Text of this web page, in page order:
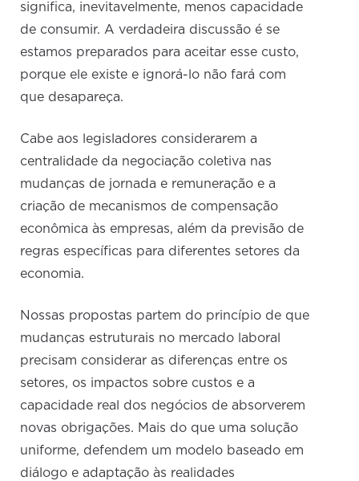
significa, inevitavelmente, menos capacidade
de consumir. A verdadeira discussão é se
estamos preparados para aceitar esse custo,
porque ele existe e ignorá-lo não fará com
que desapareça.
Cabe aos legisladores considerarem a
centralidade da negociação coletiva nas
mudanças de jornada e remuneração e a
criação de mecanismos de compensação
econômica às empresas, além da previsão de
regras específicas para diferentes setores da
economia.
Nossas propostas partem do princípio de que
mudanças estruturais no mercado laboral
precisam considerar as diferenças entre os
setores, os impactos sobre custos e a
capacidade real dos negócios de absorverem
novas obrigações. Mais do que uma solução
uniforme, defendem um modelo baseado em
diálogo e adaptação às realidades